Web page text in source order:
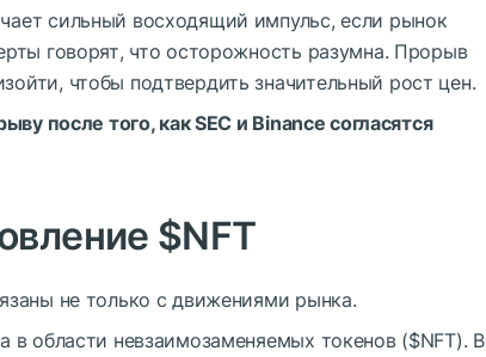
сильный восходящий импульс, если рынок
говорят, что осторожность разумна. Прорыв
чтобы подтвердить значительный рост цен.
после того, как SEC и Binance согласятся
$NFT
не только с движениями рынка.
в области невзаимозаменяемых токенов ($NFT). В